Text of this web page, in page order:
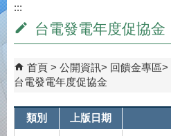
:::
台電發電年度促協金
首頁 公開資訊 回饋金專區
台電發電年度促協金
類別 上版日期